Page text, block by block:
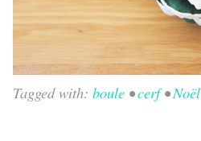
Tagged with: boule •cerf•Noël